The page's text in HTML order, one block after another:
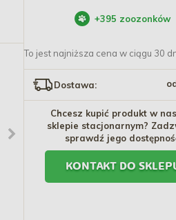
BRIT PREMIUM Cat
+395 zoozonków
To jest najniższa cena w ciągu 30
Dostawa:
Chcesz kupić produkt w
sklepie stacjonarnym?
sprawdź jego
KONTAKT DO